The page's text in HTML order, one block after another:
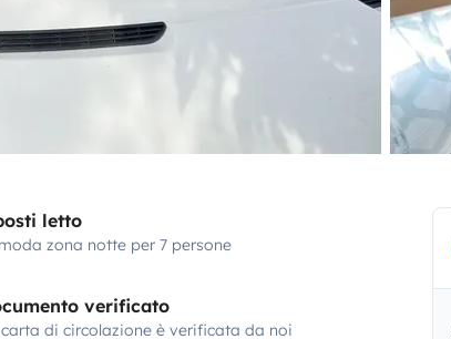
letto
zona notte per 7 persone
verificato
di circolazione è verificata da noi